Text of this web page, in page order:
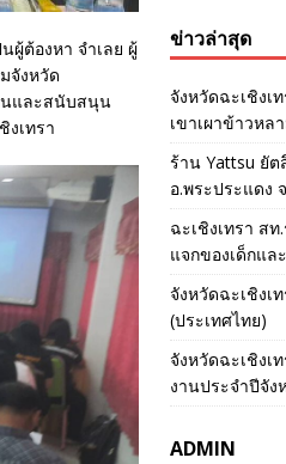
ผู้ต้องหา จำเลย ผู้
จังหวัด
นและสนับสนุน
งเทรา
ข่าวล่าสุด
จังหวัดฉะเชิง
เขาเผาข้าวหล
ร้าน Yattsu ยั
อ.พระประแดง
ฉะเชิงเทรา ส
แจกของเด็กแล
จังหวัดฉะเชิงเ
(ประเทศไทย)
จังหวัดฉะเชิงเ
งานประจำปีจัง
ADMIN